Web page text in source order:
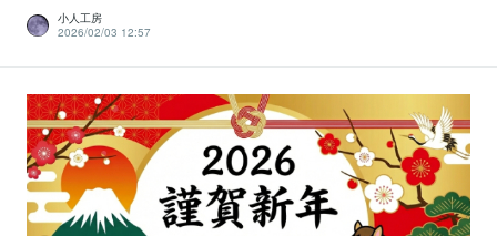
小人工房
2026/02/03 12:57